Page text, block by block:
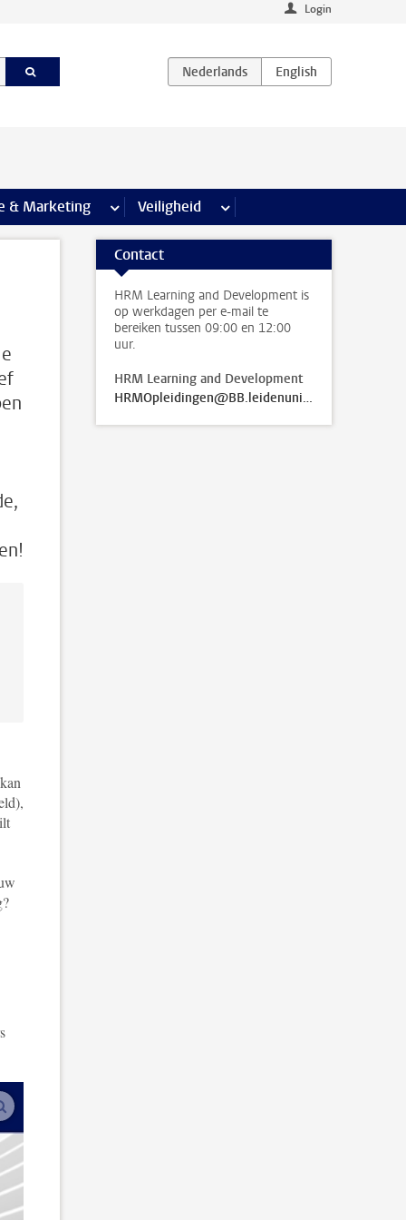
Login
& Marketing meer Communicatie & Marketing pagina’s
Veiligheid meer Veiligheid pagina’s
vergroot afbeeldingen
Contact
HRM Learning and Development is
op werkdagen per e-mail te
bereiken tussen 09:00 en 12:00
uur.
HRM Learning and Development
HRMOpleidingen@BB.leidenuniv.nl